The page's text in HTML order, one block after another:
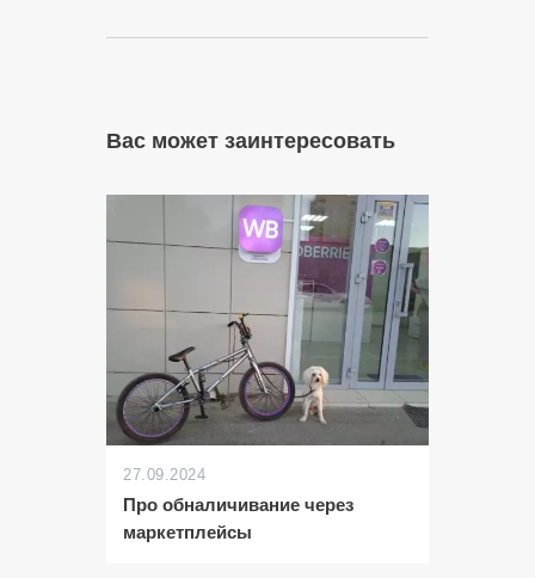
Вас может заинтересовать
27.09.2024
Про обналичивание через
маркетплейсы